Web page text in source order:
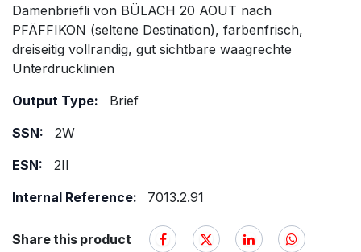
Damenbriefli von BÜLACH 20 AOUT nach
PFÄFFIKON (seltene Destination), farbenfrisch,
dreiseitig vollrandig, gut sichtbare waagrechte
Unterdrucklinien
Output Type:
Brief
SSN:
2W
ESN:
2II
Internal Reference:
7013.2.91
Share this product